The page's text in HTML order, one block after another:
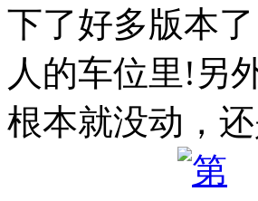
下了好多版本
人的车位里!另
根本就没动，